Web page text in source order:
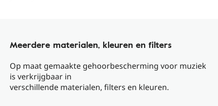
Meerdere materialen, kleuren en filters
Op maat gemaakte gehoorbescherming voor muziek
is verkrijgbaar in
verschillende materialen, filters en kleuren.